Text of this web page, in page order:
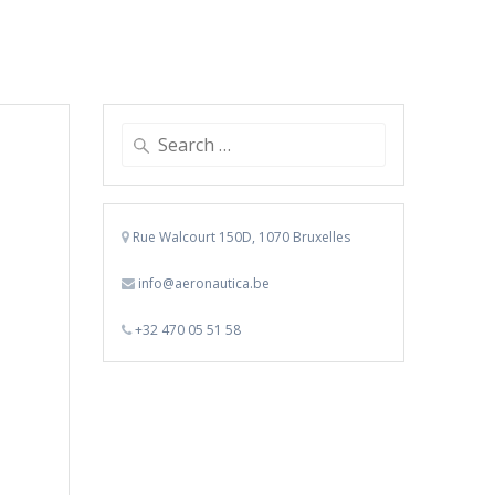
Search
Rue Walcourt 150D, 1070 Bruxelles
info@aeronautica.be
+32 470 05 51 58